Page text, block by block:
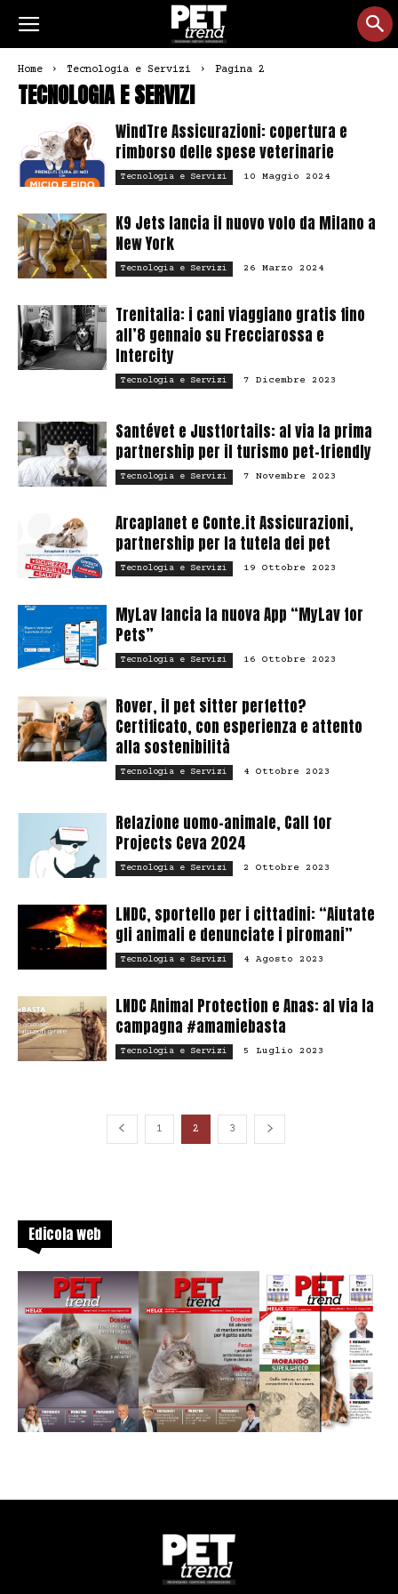
Home Tecnologia e Servizi Pagina 2
TECNOLOGIA E SERVIZI
WindTre Assicurazioni: copertura e
rimborso delle spese veterinarie
Tecnologia e Servizi 10 Maggio 2024
K9 Jets lancia il nuovo volo da Milano a
New York
Tecnologia e Servizi 26 Marzo 2024
Trenitalia: i cani viaggiano gratis fino
all’8 gennaio su Frecciarossa e
Intercity
Tecnologia e Servizi 7 Dicembre 2023
Santévet e Justfortails: al via la prima
partnership per il turismo pet-friendly
Tecnologia e Servizi 7 Novembre 2023
Arcaplanet e Conte.it Assicurazioni,
partnership per la tutela dei pet
Tecnologia e Servizi 19 Ottobre 2023
MyLav lancia la nuova App “MyLav for
Pets”
Tecnologia e Servizi 16 Ottobre 2023
Rover, il pet sitter perfetto?
Certificato, con esperienza e attento
alla sostenibilità
Tecnologia e Servizi 4 Ottobre 2023
Relazione uomo-animale, Call for
Projects Ceva 2024
Tecnologia e Servizi 2 Ottobre 2023
LNDC, sportello per i cittadini: “Aiutate
gli animali e denunciate i piromani”
Tecnologia e Servizi 4 Agosto 2023
LNDC Animal Protection e Anas: al via la
campagna #amamiebasta
Tecnologia e Servizi 5 Luglio 2023
1 2 3
Edicola web